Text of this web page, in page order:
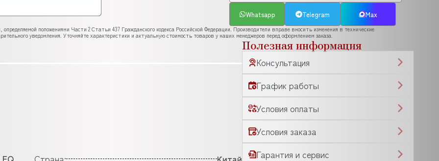
Whatsapp Telegram Max
положениями Части 2 Статьи 437 Гражданского кодекса Российской Федерации. Производители вправе вносить изменения в технические
уведомления. Уточняйте характеристики и актуальную стоимость товаров у наших менеджеров перед оформлением заказа.
Полезная информация
Консультация
График работы
Условия оплаты
Условия заказа
Гарантия и сервис